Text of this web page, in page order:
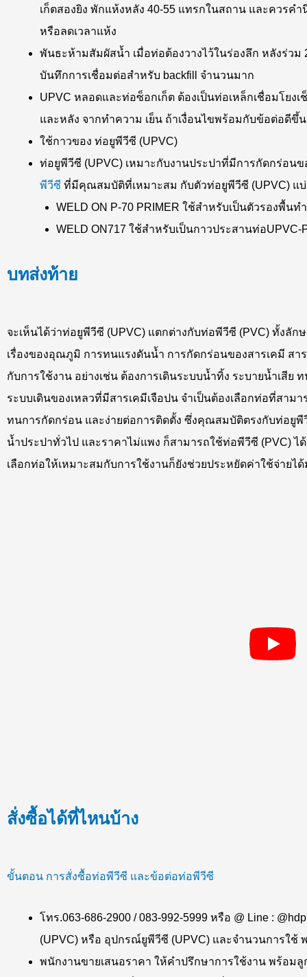
เก็ตสองยิง พักแห้งหลัง 40-55 แทรกในสถาน และควรค
หรือลดเวลาแห้ง
พันธะห้ามสัมผัสน้ำ เมื่อท่อต้องวางไว้ในร่องลึก หลังร่ว
บันทึกการเชื่อมต่อสำหรับ backfill จำนวนมาก
UPVC หลอดและท่อซ็อกเก็ต ต้องเป็นท่อเหล็กเชื่อมโย
และหลัง จากทำความ เย็น ถ้าเงื่อนไขพร้อมกับข้อต่อดีขึ้น
ใช้กาวของ ท่อยูพีวีซี (UPVC)
ท่อยูพีวีซี (UPVC) เหมาะกับงานประปาที่มีการกัดกร่อนข
พีวีซี ที่มีคุณสมบัติที่เหมาะสม กับตัวท่อยูพีวีซี (UPVC) แบ่
WELD ON P-70 PRIMER ใช้สำหรับเป็นตัวรองพื้น
WELD ON717 ใช้สำหรับเป็นกาวประสานท่อUPVC-
บทส่งท้าย
จะเห็นได้ว่าท่อยูพีวีซี (UPVC) แตกต่างกับท่อพีวีซี (PVC) ทั้งลั
เรื่องของอุณภูมิ การทนแรงดันน้ำ การกัดกร่อนของสารเคมี สา
กับการใช้งาน อย่างเช่น ต้องการเดินระบบน้ำทิ้ง ระบายน้ำเสีย
ระบบเดินของเหลวที่มีสารเคมีเจือปน จำเป็นต้องเลือกท่อที่สา
ทนการกัดกร่อน และง่ายต่อการติดตั้ง ซึ่งคุณสมบัติตรงกับท่อยูพี
น้ำประปาทั่วไป และราคาไม่แพง ก็สามารถใช้ท่อพีวีซี (PVC) ไ
เลือกท่อให้เหมาะสมกับการใช้งานก็ยังช่วยประหยัดค่าใช้จ่ายได้
สั่งซื้อได้ที่ไหนบ้าง
ขั้นตอน การสั่งซื้อท่อพีวีซี และข้อต่อท่อพีวีซี
โทร.063-686-2900 / 083-992-5999 หรือ @ Line :
(UPVC) หรือ อุปกรณ์ยูพีวีซี (UPVC) และจำนวนการใช้
พนักงานขายเสนอราคา ให้คำปรึกษาการใช้งาน พร้อม